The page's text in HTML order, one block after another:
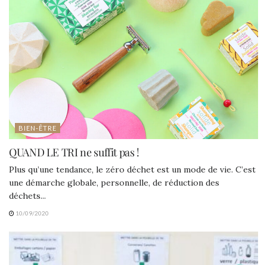
BIEN-ÊTRE
QUAND LE TRI ne suffit pas !
Plus qu’une tendance, le zéro déchet est un mode de vie. C’est
une démarche globale, personnelle, de réduction des
déchets...
10/09/2020